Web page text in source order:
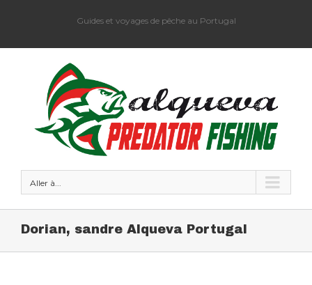
Guides et voyages de pêche au Portugal
Aller à...
Dorian, sandre Alqueva Portugal